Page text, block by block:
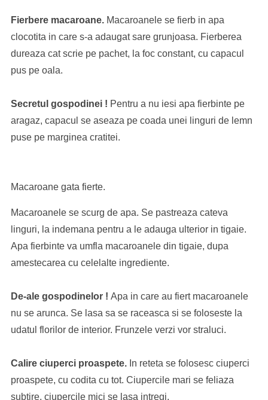
Fierbere macaroane.Macaroanele se fierb in apa
clocotita in care s-a adaugat sare grunjoasa. Fierberea
dureaza cat scrie pe pachet, la foc constant, cu capacul
pus pe oala.
Secretul gospodinei ! Pentru a nu iesi apa fierbinte pe
aragaz, capacul se aseaza pe coada unei linguri de lemn
puse pe marginea cratitei.
Macaroane gata fierte.
Macaroanele se scurg de apa. Se pastreaza cateva
linguri, la indemana pentru a le adauga ulterior in tigaie.
Apa fierbinte va umfla macaroanele din tigaie, dupa
amestecarea cu celelalte ingrediente.
De-ale gospodinelor ! Apa in care au fiert macaroanele
nu se arunca. Se lasa sa se raceasca si se foloseste la
udatul florilor de interior. Frunzele verzi vor straluci.
Calire ciuperci proaspete. In reteta se folosesc ciuperci
proaspete, cu codita cu tot. Ciupercile mari se feliaza
subtire, ciupercile mici se lasa intregi.